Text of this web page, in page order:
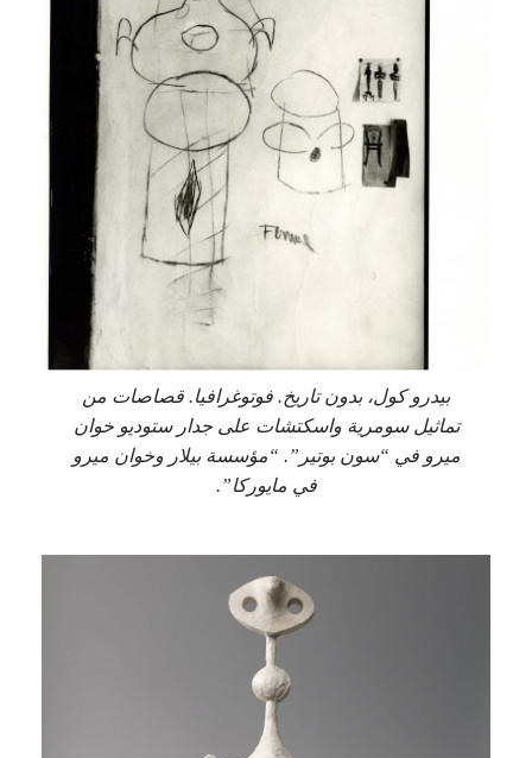
بيدرو كول، بدون تاريخ. فوتوغرافيا. قصاصات من
تماثيل سومرية واسكتشات على جدار ستوديو خوان
ميرو في “سون بوتير”. “مؤسسة بيلار وخوان ميرو
في مايوركا”.